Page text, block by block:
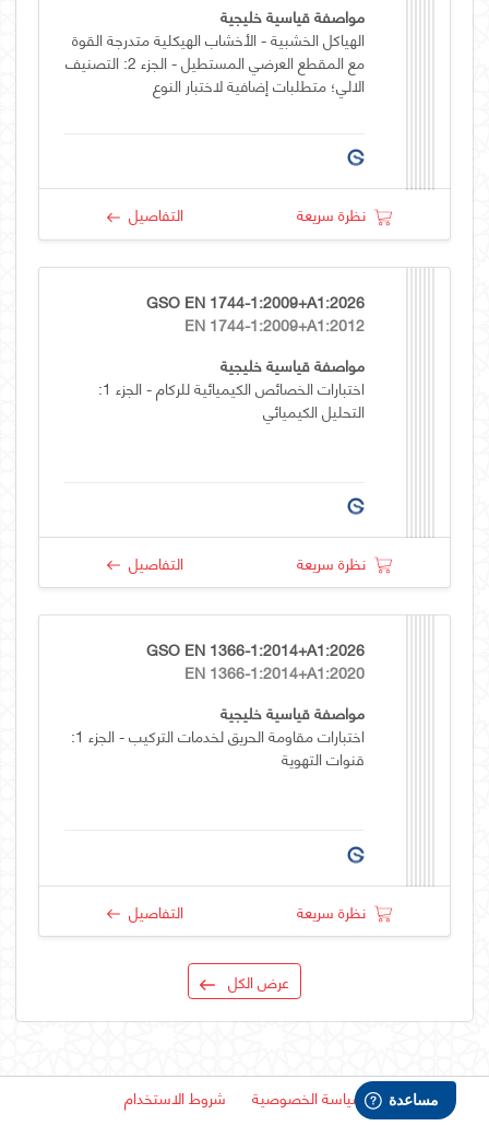
مواصفة قياسية خليجية
الهياكل الخشبية - الأخشاب الهيكلية متدرجة القوة
مع المقطع العرضي المستطيل - الجزء 2: التصنيف
الالي؛ متطلبات إضافية لاختبار النوع
نظرة سريعة التفاصيل
GSO EN 1744-1:2009+A1:2026
EN 1744-1:2009+A1:2012
مواصفة قياسية خليجية
اختبارات الخصائص الكيميائية للركام - الجزء 1:
التحليل الكيميائي
نظرة سريعة التفاصيل
GSO EN 1366-1:2014+A1:2026
EN 1366-1:2014+A1:2020
مواصفة قياسية خليجية
اختبارات مقاومة الحريق لخدمات التركيب - الجزء 1:
قنوات التهوية
نظرة سريعة التفاصيل
عرض الكل
سياسة الخصوصية
شروط الاستخدام